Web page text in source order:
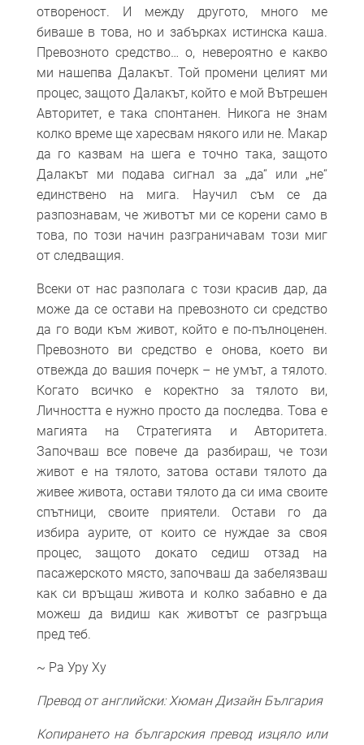
отвореност. И между другото, много ме
биваше в това, но и забърках истинска каша.
Превозното средство… о, невероятно е какво
ми нашепва Далакът. Той промени целият ми
процес, защото Далакът, който е мой Вътрешен
Авторитет, е така спонтанен. Никога не знам
колко време ще харесвам някого или не. Макар
да го казвам на шега е точно така, защото
Далакът ми подава сигнал за „да“ или „не“
единствено на мига. Научил съм се да
разпознавам, че животът ми се корени само в
това, по този начин разграничавам този миг
от следващия.
Всеки от нас разполага с този красив дар, да
може да се остави на превозното си средство
да го води към живот, който е по-пълноценен.
Превозното ви средство е онова, което ви
отвежда до вашия почерк – не умът, а тялото.
Когато всичко е коректно за тялото ви,
Личността е нужно просто да последва. Това е
магията на Стратегията и Авторитета.
Започваш все повече да разбираш, че този
живот е на тялото, затова остави тялото да
живее живота, остави тялото да си има своите
спътници, своите приятели. Остави го да
избира аурите, от които се нуждае за своя
процес, защото докато седиш отзад на
пасажерското място, започваш да забелязваш
как си връщаш живота и колко забавно е да
можеш да видиш как животът се разгръща
пред теб.
~ Ра Уру Ху
Превод от английски: Хюман Дизайн България
Копирането на българския превод изцяло или